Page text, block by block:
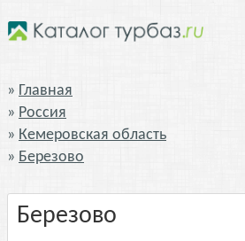
Главная
Россия
Кемеровская область
Березово
Березово